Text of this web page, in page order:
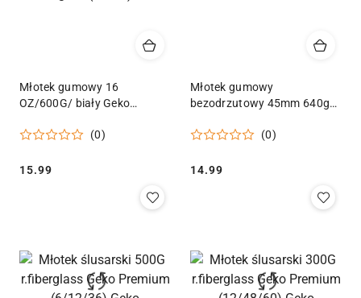
Młotek gumowy 16
OZ/600G/ biały Geko
Geko
(0)
Cena:
15.99
Młotek gumowy
bezodrzutowy 45mm 640g
(0)
Cena:
14.99